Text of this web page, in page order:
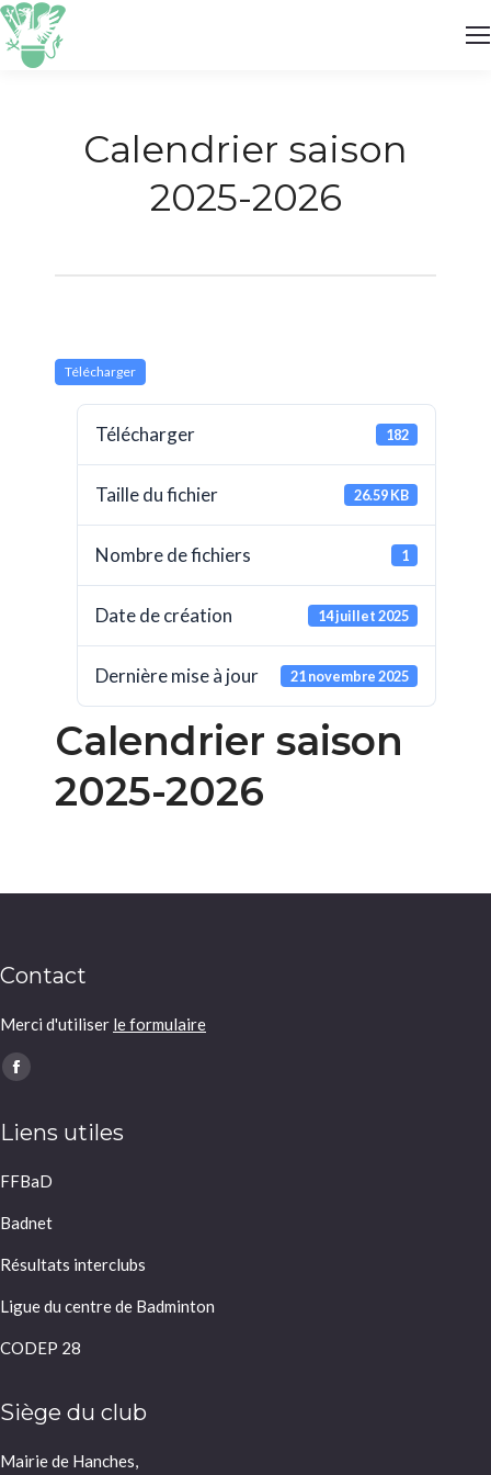
Calendrier saison
2025-2026
Télécharger
Télécharger 182
Taille du fichier 26.59 KB
Nombre de fichiers 1
Date de création 14 juillet 2025
Dernière mise à jour 21 novembre 2025
Calendrier saison
2025-2026
Contact
Merci d'utiliser le formulaire
Trouvez nous sur :
Facebook
opens
new
window
Liens utiles
FFBaD
Badnet
Résultats interclubs
Ligue du centre de Badminton
CODEP 28
Siège du club
Mairie de Hanches,